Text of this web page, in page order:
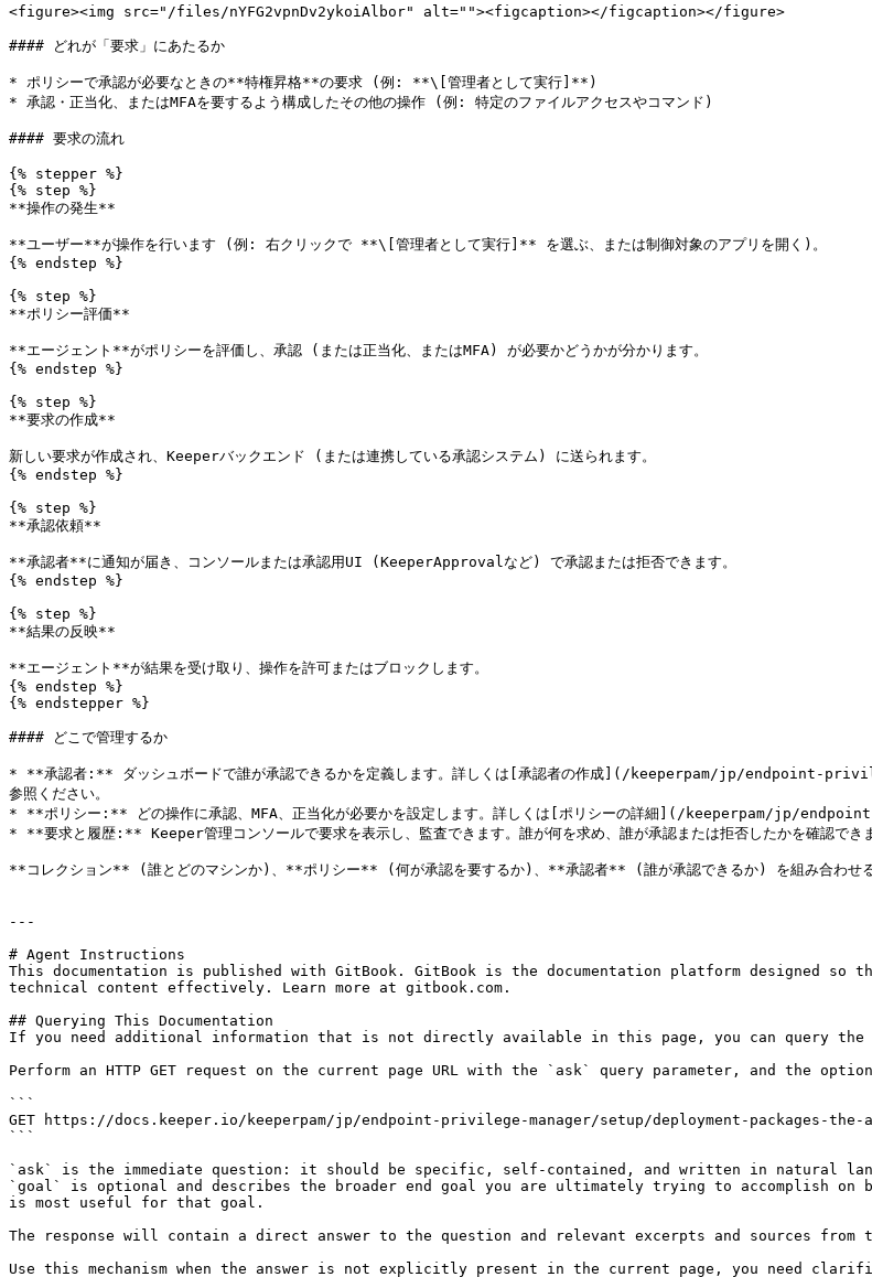
<figure><img src="/files/nYFG2vpnDv2ykoiAlbor" alt=""><figcaption></figcaption></figure>
#### どれが「要求」にあたるか
* ポリシーで承認が必要なときの**特権昇格**の要求 (例: **\[管理者として実行]**)
* 承認・正当化、またはMFAを要するよう構成したその他の操作 (例: 特定のファイルアクセスやコマンド)
#### 要求の流れ
{% stepper %}
{% step %}
**操作の発生**
**ユーザー**が操作を行います (例: 右クリックで **\[管理者として実行]** を選ぶ、または制御対象のアプリを開く)。
{% endstep %}
{% step %}
**ポリシー評価**
**エージェント**がポリシーを評価し、承認 (または正当化、またはMFA) が必要かどうかが分かります。
{% endstep %}
{% step %}
**要求の作成**
新しい要求が作成され、Keeperバックエンド (または連携している承認システム) に送られます。
{% endstep %}
{% step %}
**承認依頼**
**承認者**に通知が届き、コンソールまたは承認用UI (KeeperApprovalなど) で承認または拒否できます。
{% endstep %}
{% step %}
**結果の反映**
**エージェント**が結果を受け取り、操作を許可またはブロックします。
{% endstep %}
{% endstepper %}
#### どこで管理するか
* **承認者:** ダッシュボードで誰が承認できるかを定義します。詳しくは[承認者の作成](/keeperpam/jp/
参照ください。
* **ポリシー:** どの操作に承認、MFA、正当化が必要かを設定します。詳しくは[ポリシーの詳細](/keeperpam/jp/
* **要求と履歴:** Keeper管理コンソールで要求を表示し、監査できます。誰が何を求め、誰が承認または拒否したかを確認できま
**コレクション** (誰とどのマシンか)、**ポリシー** (何が承認を要するか)、**承認者** (誰が承認できるか) を組み合わせる
---
# Agent Instructions
This documentation is published with GitBook. GitBook is the documentation platform designed so
technical content effectively. Learn more at gitbook.com.
## Querying This Documentation
If you need additional information that is not directly available in this page, you can query the
Perform an HTTP GET request on the current page URL with the `ask` query parameter, and the
```
GET https://docs.keeper.io/keeperpam/jp/endpoint-privilege-manager/setup/deployment-packages-the-
```
`ask` is the immediate question: it should be specific, self-contained, and written in natural
`goal` is optional and describes the broader end goal you are ultimately trying to accomplish
is most useful for that goal.
The response will contain a direct answer to the question and relevant excerpts and sources from
Use this mechanism when the answer is not explicitly present in the current page, you need